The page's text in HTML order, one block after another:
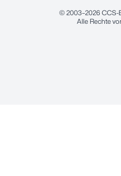
© 2003–2026 CCS-
Alle Rechte